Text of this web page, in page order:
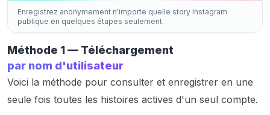
Enregistrez anonymement n'importe quelle story Instagram
publique en quelques étapes seulement.
Méthode 1 — Téléchargement
par nom d'utilisateur
Voici la méthode pour consulter et enregistrer en une
seule fois toutes les histoires actives d'un seul compte.